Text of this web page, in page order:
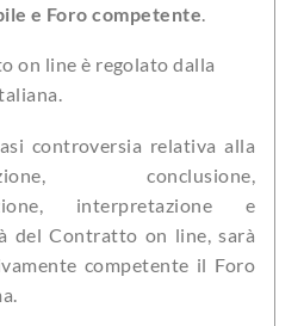
e Foro competente.
conclusione,
interpretazione e
del Contratto on line, sarà
competente il Foro